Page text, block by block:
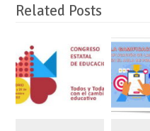
Related Posts